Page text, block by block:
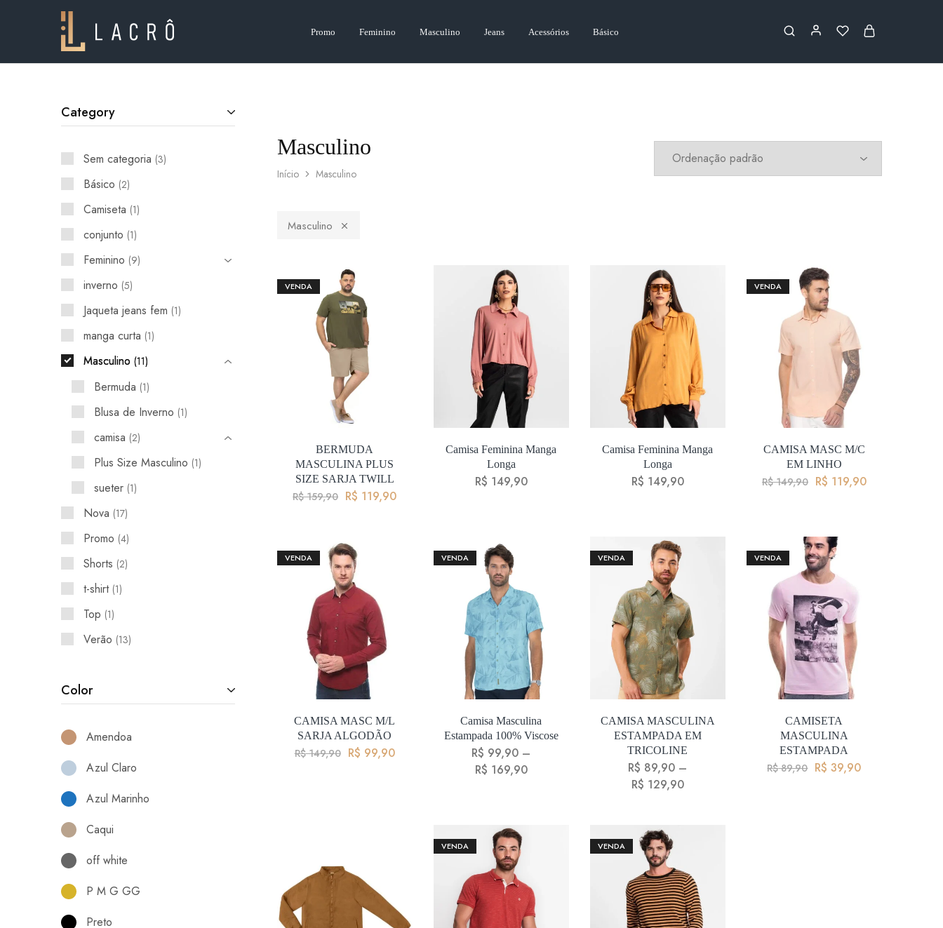
Lacrô
Wear
Promo Feminino Masculino Jeans Acessórios Básico
Masculino
Início Masculino
Masculino
VENDA
BERMUDA
MASCULINA PLUS
SIZE SARJA TWILL
R$159,90 R$ 119,90
Camisa Feminina Manga
Longa
R$ 149,90
Camisa Feminina Manga
Longa
R$ 149,90
VENDA
CAMISA MASC M/C
EM LINHO
R$149,90 R$ 119,90
VENDA
CAMISA MASC M/L
SARJA ALGODÃO
R$149,90 R$ 99,90
VENDA
Camisa Masculina
Estampada 100% Viscose
R$ 99,90 –
R$ 169,90
VENDA
CAMISA MASCULINA
ESTAMPADA EM
TRICOLINE
R$ 89,90 –
R$ 129,90
VENDA
CAMISETA
MASCULINA
ESTAMPADA
R$89,90 R$ 39,90
VENDA VENDA
Category
Sem categoria 3
Básico 2
Camiseta 1
conjunto 1
Feminino 9
inverno 5
Jaqueta jeans fem 1
manga curta 1
Masculino 11
Bermuda 1
Blusa de Inverno 1
camisa 2
Plus Size Masculino 1
sueter 1
Nova 17
Promo 4
Shorts 2
t-shirt 1
Top 1
Verão 13
Color
Amendoa
Azul Claro
Azul Marinho
Caqui
off white
P M G GG
Preto